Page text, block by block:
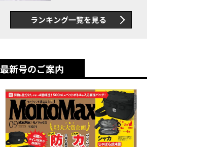
録…ほか【休日バッグの人気
記事ランキングベスト3】
（2026年6月版）
ランキング一覧を見る
最新号のご案内